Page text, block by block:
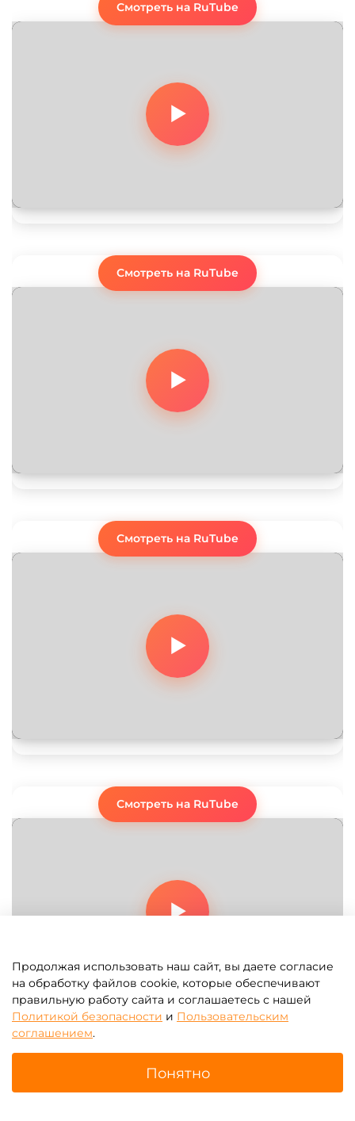
Смотреть на RuTube
Смотреть на RuTube
Смотреть на RuTube
Смотреть на RuTube
Смотреть на RuTube
Продолжая использовать наш сайт, вы даете согласие
на обработку файлов cookie, которые обеспечивают
правильную работу сайта и соглашаетесь с нашей
Политикой безопасности и Пользовательским
соглашением.
Понятно